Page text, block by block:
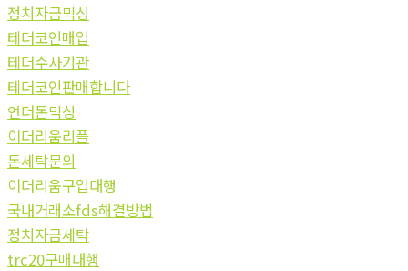
정치자금믹싱
테더코인매입
테더수사기관
테더코인판매합니다
언더돈믹싱
이더리움리플
돈세탁문의
이더리움구입대행
국내거래소fds해결방법
정치자금세탁
trc20구매대행